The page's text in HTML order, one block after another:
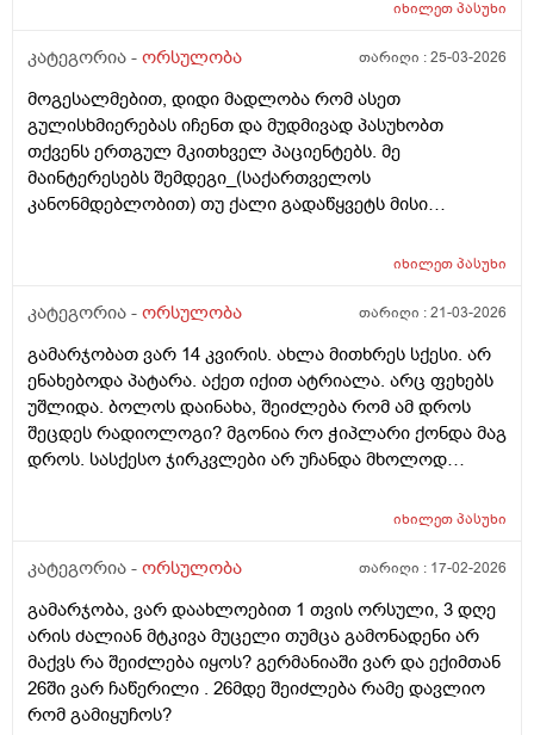
იხილეთპასუხი
კატეგორია - ორსულობა თარიღი :25-03-2026
მოგესალმებით, დიდი მადლობა რომ ასეთ
გულისხმიერებას იჩენთ და მუდმივად პასუხობთ
თქვენს ერთგულ მკითხველ პაციენტებს. მე
მაინტერესებს შემდეგი_(საქართველოს
კანონმდებლობით) თუ ქალი გადაწყვეტს მისი
(კვერცხუჯრედის კრიოპრეზერვაცია) შესაძლებელი?
მნიშვნელოვანი შეკითხვა_თუ, დავუშვათ, საკუთარ
გამოიყენებს, გაყინული კიდევ ისევ მორჩება
კლინიკაში, ამ დროს შემდგომ როგორ განვითარდება
სცენარი? რა ბედი ეწევა დარჩენილ გაყინულ
კვერცხუჯრედებს?_თუ მათ ვადა გასდით,
გამოიყენებენ მანამ სხვა ქალის
მიუხედავად? თუ არ შეწუხდებით, დეტალურად რომ
მადლობა!
იხილეთპასუხი
კატეგორია - ორსულობა თარიღი :21-03-2026
გამარჯობათ ვარ 14 კვირის. ახლა მითხრეს სქესი. არ
ენახებოდა პატარა. აქეთ იქით ატრიალა. არც ფეხებს
უშლიდა. ბოლოს დაინახა, შეიძლება რომ ამ დროს
შეცდეს რადიოლოგი? მგონია რო ჭიპლარი ქონდა მაგ
დროს. სასქესო ჯირკვლები არ უჩანდა მხოლოდ
იხილეთპასუხი
კატეგორია - ორსულობა თარიღი : 17-02-2026
გამარჯობა, ვარ დაახლოებით 1 თვის ორსული, 3 დღე
არის ძალიან მტკივა მუცელი თუმცა გამონადენი არ
მაქვს რა შეიძლება იყოს? გერმანიაში ვარ და ექიმთან
26ში ვარ ჩაწერილი . 26მდე შეიძლება რამე დავლიო
რომ გამიყუჩოს?